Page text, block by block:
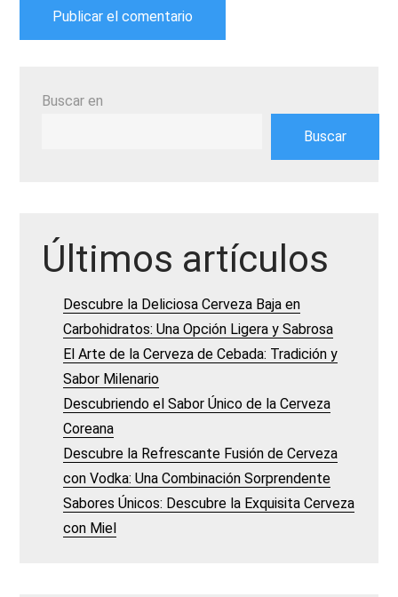
Buscar en
Buscar
Últimos artículos
Descubre la Deliciosa Cerveza Baja en
Carbohidratos: Una Opción Ligera y Sabrosa
El Arte de la Cerveza de Cebada: Tradición y
Sabor Milenario
Descubriendo el Sabor Único de la Cerveza
Coreana
Descubre la Refrescante Fusión de Cerveza
con Vodka: Una Combinación Sorprendente
Sabores Únicos: Descubre la Exquisita Cerveza
con Miel